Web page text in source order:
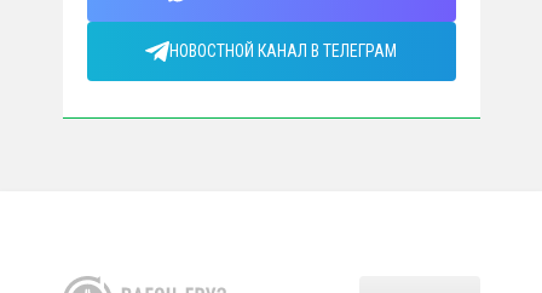
НОВОСТНОЙ КАНАЛ В ТЕЛЕГРАМ